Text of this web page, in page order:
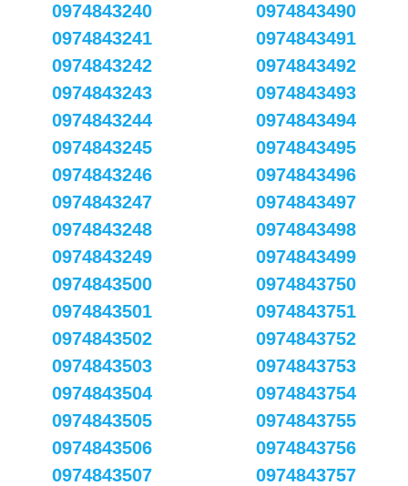
0974843240
0974843241
0974843242
0974843243
0974843244
0974843245
0974843246
0974843247
0974843248
0974843249
0974843490
0974843491
0974843492
0974843493
0974843494
0974843495
0974843496
0974843497
0974843498
0974843499
0974843500
0974843501
0974843502
0974843503
0974843504
0974843505
0974843506
0974843507
0974843750
0974843751
0974843752
0974843753
0974843754
0974843755
0974843756
0974843757